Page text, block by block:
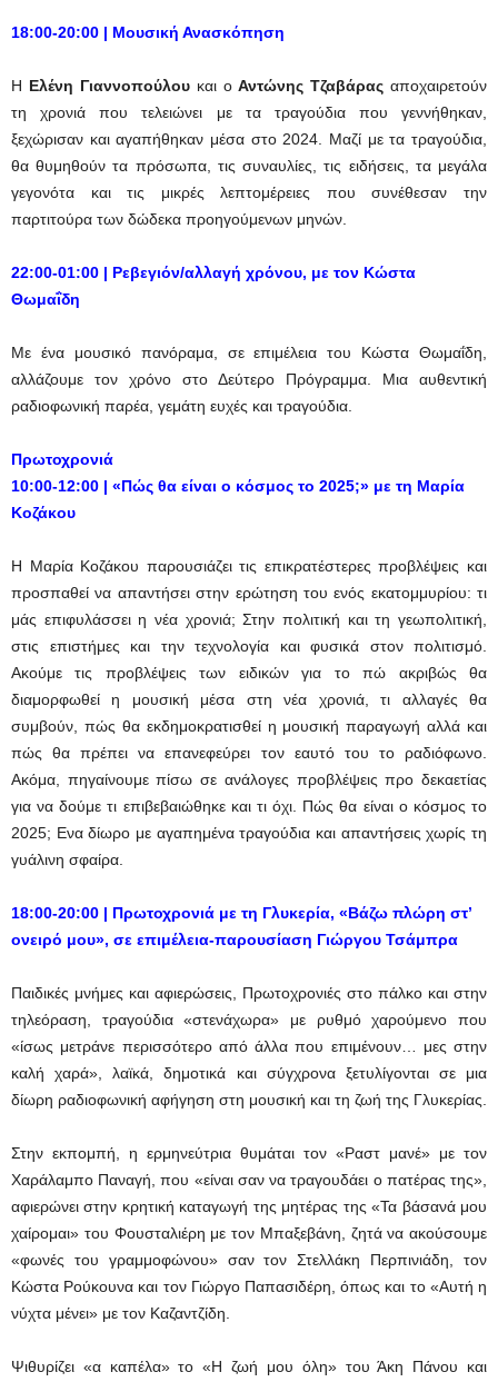
18:00-20:00 | Μουσική Ανασκόπηση
Η Ελένη Γιαννοπούλου και ο Αντώνης Τζαβάρας αποχαιρετούν
τη χρονιά που τελειώνει με τα τραγούδια που γεννήθηκαν,
ξεχώρισαν και αγαπήθηκαν μέσα στο 2024. Μαζί με τα τραγούδια,
θα θυμηθούν τα πρόσωπα, τις συναυλίες, τις ειδήσεις, τα μεγάλα
γεγονότα και τις μικρές λεπτομέρειες που συνέθεσαν την
παρτιτούρα των δώδεκα προηγούμενων μηνών.
22:00-01:00 | Ρεβεγιόν/αλλαγή χρόνου, με τον Κώστα
Θωμαΐδη
Με ένα μουσικό πανόραμα, σε επιμέλεια του Κώστα Θωμαΐδη,
αλλάζουμε τον χρόνο στο Δεύτερο Πρόγραμμα. Μια αυθεντική
ραδιοφωνική παρέα, γεμάτη ευχές και τραγούδια.
Πρωτοχρονιά
10:00-12:00 | «Πώς θα είναι ο κόσμος το 2025;» με τη Μαρία
Κοζάκου
Η Μαρία Κοζάκου παρουσιάζει τις επικρατέστερες προβλέψεις και
προσπαθεί να απαντήσει στην ερώτηση του ενός εκατομμυρίου: τι
μάς επιφυλάσσει η νέα χρονιά; Στην πολιτική και τη γεωπολιτική,
στις επιστήμες και την τεχνολογία και φυσικά στον πολιτισμό.
Ακούμε τις προβλέψεις των ειδικών για το πώ ακριβώς θα
διαμορφωθεί η μουσική μέσα στη νέα χρονιά, τι αλλαγές θα
συμβούν, πώς θα εκδημοκρατισθεί η μουσική παραγωγή αλλά και
πώς θα πρέπει να επανεφεύρει τον εαυτό του το ραδιόφωνο.
Aκόμα, πηγαίνουμε πίσω σε ανάλογες προβλέψεις προ δεκαετίας
για να δούμε τι επιβεβαιώθηκε και τι όχι. Πώς θα είναι ο κόσμος το
2025; Ενα δίωρο με αγαπημένα τραγούδια και απαντήσεις χωρίς τη
γυάλινη σφαίρα.
18:00-20:00 | Πρωτοχρονιά με τη Γλυκερία, «Βάζω πλώρη στ’
ονειρό μου», σε επιμέλεια-παρουσίαση Γιώργου Τσάμπρα
Παιδικές μνήμες και αφιερώσεις, Πρωτοχρονιές στο πάλκο και στην
τηλεόραση, τραγούδια «στενάχωρα» με ρυθμό χαρούμενο που
«ίσως μετράνε περισσότερο από άλλα που επιμένουν… μες στην
καλή χαρά», λαϊκά, δημοτικά και σύγχρονα ξετυλίγονται σε μια
δίωρη ραδιοφωνική αφήγηση στη μουσική και τη ζωή της Γλυκερίας.
Στην εκπομπή, η ερμηνεύτρια θυμάται τον «Ραστ μανέ» με τον
Χαράλαμπο Παναγή, που «είναι σαν να τραγουδάει ο πατέρας της»,
αφιερώνει στην κρητική καταγωγή της μητέρας της «Τα βάσανά μου
χαίρομαι» του Φουσταλιέρη με τον Μπαξεβάνη, ζητά να ακούσουμε
«φωνές του γραμμοφώνου» σαν τον Στελλάκη Περπινιάδη, τον
Κώστα Ρούκουνα και τον Γιώργο Παπασιδέρη, όπως και το «Αυτή η
νύχτα μένει» με τον Καζαντζίδη.
Ψιθυρίζει «α καπέλα» το «Η ζωή μου όλη» του Άκη Πάνου και